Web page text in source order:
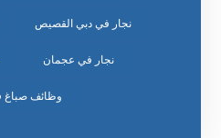
نجار في دبي القصيص
نجار في عجمان
وظائف صباغ